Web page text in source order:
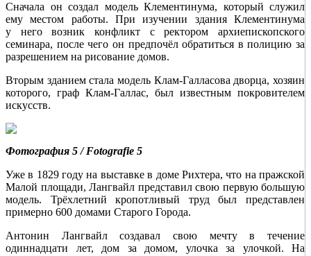
Сначала он создал модель Клементинума, который служил
ему местом работы. При изучении здания Клементинума
у него возник конфликт с ректором архиепископского
семинара, после чего он предпочёл обратиться в полицию за
разрешением на рисование домов.
Вторым зданием стала модель Клам-­Галласова дворца, хозяин
которого, граф Клам-­Галлас, был известным покровителем
искусств.
Фотография 5 / Fotografie 5
Уже в 1829 году на выставке в доме Рихтера, что на пражской
Малой площади, Лангвайл представил свою первую большую
модель. Трёхлетний кропотливый труд был представлен
примерно 600 домами Старого Города.
Антонин Лангвайл создавал свою мечту в течение
одиннадцати лет, дом за домом, улочка за улочкой. На